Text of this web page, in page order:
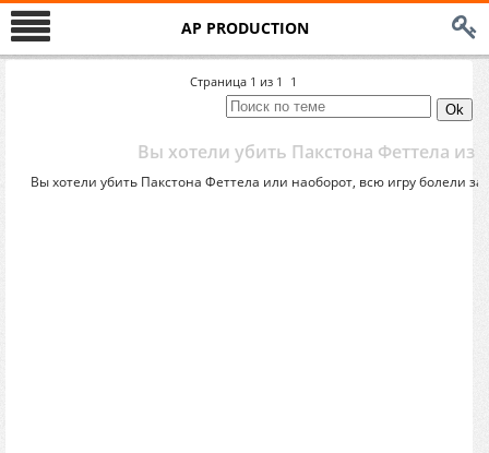
AP PRODUCTION
Страница 1 из 1 1
Вы хотели убить Пакстона Феттела из
Вы хотели убить Пакстона Феттела или наоборот, всю игру болели за